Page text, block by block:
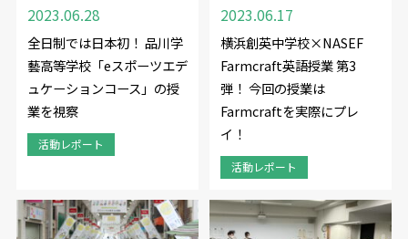
2023.06.28
全日制では日本初！ 品川学
藝高等学校「eスポーツエデ
ュケーションコース」の授
業を視察
活動レポート
2023.06.17
横浜創英中学校×NASEF
Farmcraft英語授業 第3
弾！ 今回の授業は
Farmcraftを実際にプレ
イ！
活動レポート